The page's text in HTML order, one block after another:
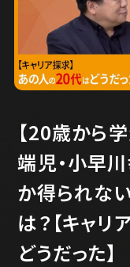
新刊がで
EVENT
MY
編集4.0
シンカケ
バックオ
その他
動画
ビジネス
業界ビジ
【20歳から
端児・小早
か得られな
は？【キャ
どうだった】